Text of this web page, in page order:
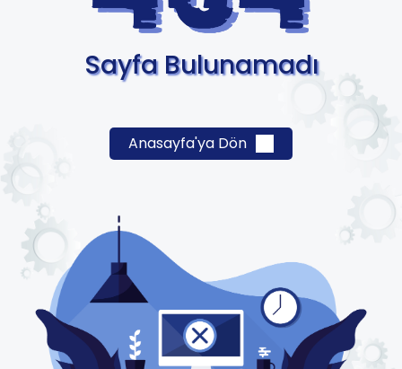
Sayfa Bulunamadı
Anasayfa'ya Dön